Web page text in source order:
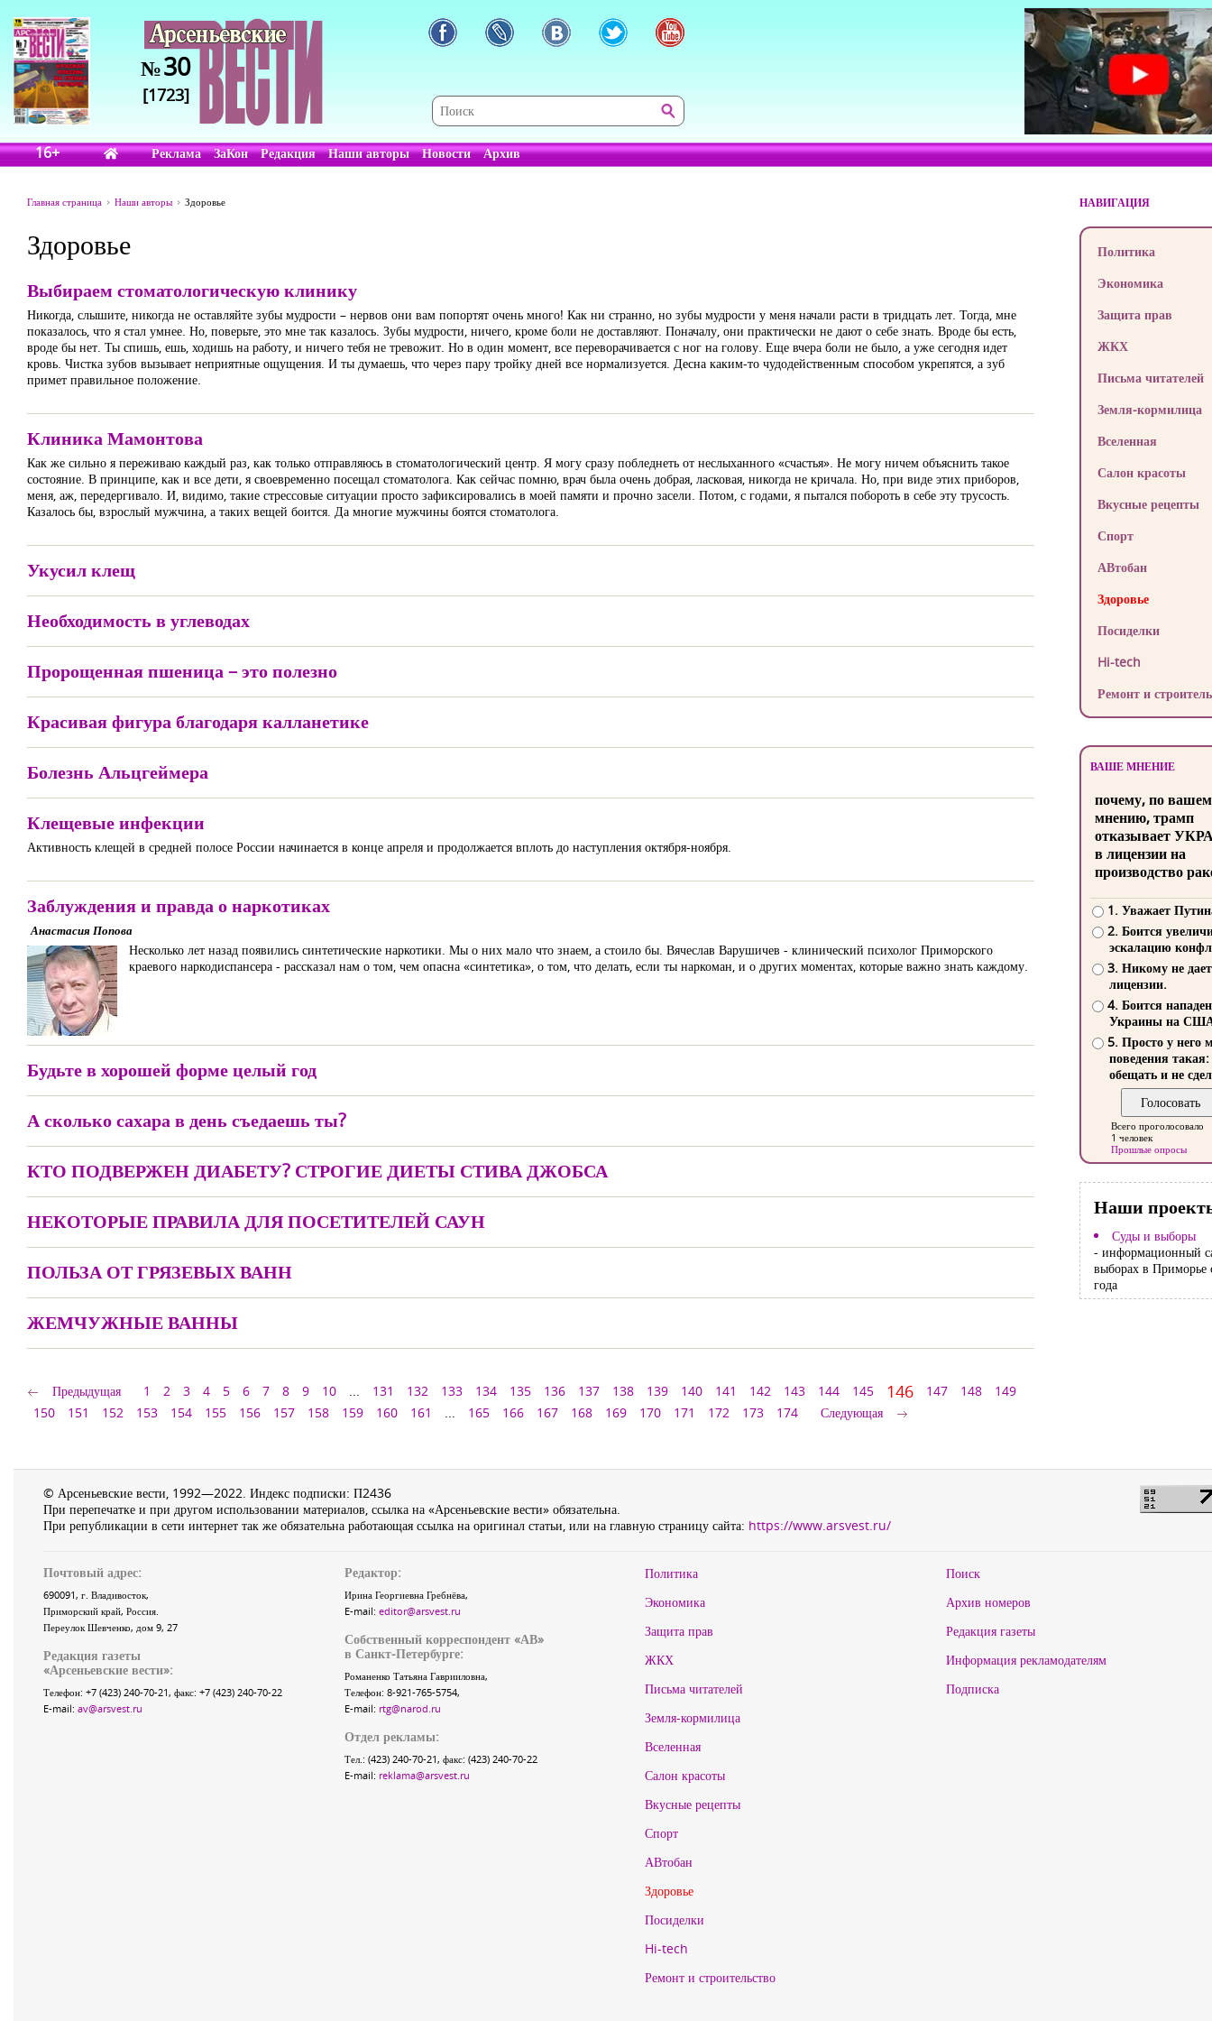
№30
[1723]
16+ Реклама ЗаКон Редакция Наши авторы Новости Архив
Главная страница Наши авторы Здоровье
Здоровье
Выбираем стоматологическую клинику
Никогда, слышите, никогда не оставляйте зубы мудрости – нервов они вам попортят очень много! Как ни странно, но зубы мудрости у меня начали расти в тридцать лет. Тогда, мне
показалось, что я стал умнее. Но, поверьте, это мне так казалось. Зубы мудрости, ничего, кроме боли не доставляют. Поначалу, они практически не дают о себе знать. Вроде бы есть,
вроде бы нет. Ты спишь, ешь, ходишь на работу, и ничего тебя не тревожит. Но в один момент, все переворачивается с ног на голову. Еще вчера боли не было, а уже сегодня идет
кровь. Чистка зубов вызывает неприятные ощущения. И ты думаешь, что через пару тройку дней все нормализуется. Десна каким-то чудодейственным способом укрепятся, а зуб
примет правильное положение.
Клиника Мамонтова
Как же сильно я переживаю каждый раз, как только отправляюсь в стоматологический центр. Я могу сразу побледнеть от неслыханного «счастья». Не могу ничем объяснить такое
состояние. В принципе, как и все дети, я своевременно посещал стоматолога. Как сейчас помню, врач была очень добрая, ласковая, никогда не кричала. Но, при виде этих приборов,
меня, аж, передергивало. И, видимо, такие стрессовые ситуации просто зафиксировались в моей памяти и прочно засели. Потом, с годами, я пытался побороть в себе эту трусость.
Казалось бы, взрослый мужчина, а таких вещей боится. Да многие мужчины боятся стоматолога.
Укусил клещ
Необходимость в углеводах
Пророщенная пшеница – это полезно
Красивая фигура благодаря калланетике
Болезнь Альцгеймера
Клещевые инфекции
Активность клещей в средней полосе России начинается в конце апреля и продолжается вплоть до наступления октября-ноября.
Заблуждения и правда о наркотиках
Анастасия Попова
Несколько лет назад появились синтетические наркотики. Мы о них мало что знаем, а стоило бы. Вячеслав Варушичев - клинический психолог Приморского
краевого наркодиспансера - рассказал нам о том, чем опасна «синтетика», о том, что делать, если ты наркоман, и о других моментах, которые важно знать каждому.
Будьте в хорошей форме целый год
А сколько сахара в день съедаешь ты?
КТО ПОДВЕРЖЕН ДИАБЕТУ? СТРОГИЕ ДИЕТЫ СТИВА ДЖОБСА
НЕКОТОРЫЕ ПРАВИЛА ДЛЯ ПОСЕТИТЕЛЕЙ САУН
ПОЛЬЗА ОТ ГРЯЗЕВЫХ ВАНН
ЖЕМЧУЖНЫЕ ВАННЫ
Предыдущая 1 2 3 4 5 6 7 8 9 10 ... 131 132 133 134 135 136 137 138 139 140 141 142 143 144 145 146 147 148
149
150
151 152 153 154 155 156 157 158 159 160 161 ... 165 166 167 168 169 170 171 172 173 174 Следующая
НАВИГАЦИЯ
Политика
Экономика
Защита прав
ЖКХ
Письма читателей
Земля-кормилица
Вселенная
Салон красоты
Вкусные рецепты
Спорт
АВтобан
Здоровье
Посиделки
Hi-tech
Ремонт и
ВАШЕ МНЕНИЕ
почему, по
мнению, трамп
отказывает
в лицензии на
производство
1. Уважает
2. Боится
эскалацию
3. Никому не
лицензии.
4. Боится
Украины на
5. Просто у него
поведения такая:
обещать и не
Всего проголосовало
1 человек
Прошлые опросы
Наши
Суды и выборы
- информационный
выборах в Приморье
года
© Арсеньевские вести, 1992—2022. Индекс подписки: П2436
При перепечатке и при другом использовании материалов, ссылка на «Арсеньевские вести» обязательна.
При републикации в сети интернет так же обязательна работающая ссылка на оригинал статьи, или на главную страницу сайта: https://www.arsvest.ru/
Почтовый адрес:
690091, г. Владивосток,
Приморский край, Россия.
Переулок Шевченко, дом 9, 27
Редакция газеты
«Арсеньевские вести»:
Телефон: +7 (423) 240-70-21, факс: +7 (423) 240-70-22
E-mail: av@arsvest.ru
Редактор:
Ирина Георгиевна Гребнёва,
E-mail: editor@arsvest.ru
Собственный корреспондент «АВ»
в Санкт-Петербурге:
Романенко Татьяна Гаврииловна,
Телефон: 8-921-765-5754,
E-mail: rtg@narod.ru
Отдел рекламы:
Тел.: (423) 240-70-21, факс: (423) 240-70-22
E-mail: reklama@arsvest.ru
Политика
Экономика
Защита прав
ЖКХ
Письма читателей
Земля-кормилица
Вселенная
Салон красоты
Вкусные рецепты
Спорт
АВтобан
Здоровье
Посиделки
Hi-tech
Ремонт и строительство
Поиск
Архив номеров
Редакция газеты
Информация рекламодателям
Подписка